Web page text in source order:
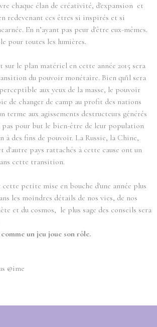
chaque élan de créativité, d'expansion et
redevenant ces êtres si inspirés et si
En n’ayant pas peur d'être eux-mêmes.
pour toutes les lumières.
le plan matériel en cette année 2015 sera
du pouvoir monétaire. Bien qu'il sera
aux yeux de la masse, le pouvoir
de changer de camp au profit des nations
terme aux agissements destructeurs générés
pas pour but le bien-être de leur population
à des fins de pouvoir. La Russie, la Chine,
d'autre pays rattachés à cette cause ont un
cette transition.
petite mise en bouche d'une année plus
les moindres détails de nos vies, de nos
et du cosmos, le plus sage des conseils sera
un jeu joue son rôle.
@ime